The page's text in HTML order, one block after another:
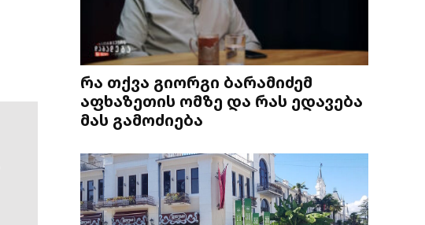
რა თქვა გიორგი ბარამიძემ
აფხაზეთის ომზე და რას ედავება
მას გამოძიება